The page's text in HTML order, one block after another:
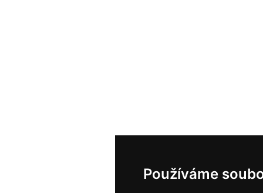
Používáme